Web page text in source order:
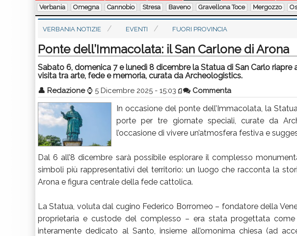
Verbania Omegna Cannobio Stresa Baveno Gravellona Toce Mergozzo
VERBANIA NOTIZIE EVENTI FUORI PROVINCIA
Ponte dell’Immacolata: il San Carlone di Arona
Sabato 6, domenica 7 e lunedì 8 dicembre la Statua di San Carlo riapre
visita tra arte, fede e memoria, curata da Archeologistics.
👤 Redazione ⌚ 5 Dicembre 2025 - 15:03 Commenta
In occasione del ponte dell’Immacolata, la
porte per tre giornate speciali, curate da
l’occasione di vivere un’atmosfera festiva e
Dal 6 all’8 dicembre sarà possibile esplorare il complesso
simboli più rappresentativi del territorio: un luogo che racconta la
Arona e figura centrale della fede cattolica.
La Statua, voluta dal cugino Federico Borromeo – fondatore della
proprietaria e custode del complesso – era stata progettata
interamente dedicato al Santo, insieme all’omonima chiesa (ad